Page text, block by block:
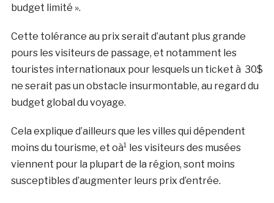
budget limité ».
Cette tolérance au prix serait d’autant plus grande
pours les visiteurs de passage, et notamment les
touristes internationaux pour lesquels un ticket à 30$
ne serait pas un obstacle insurmontable, au regard du
budget global du voyage.
Cela explique d’ailleurs que les villes qui dépendent
moins du tourisme, et oà¹ les visiteurs des musées
viennent pour la plupart de la région, sont moins
susceptibles d’augmenter leurs prix d’entrée.